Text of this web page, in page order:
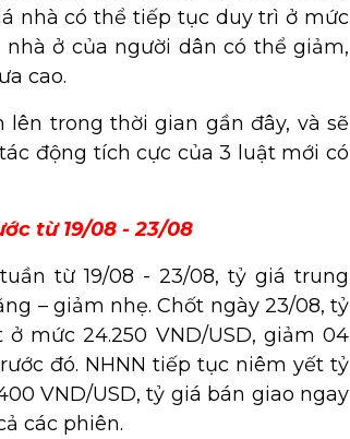
nhà có thể tiếp tục duy trì ở mức
ở của người dân có thể giảm,
cao.
trong thời gian gần đây, và sẽ
động tích cực của 3 luật mới có
từ 19/08 - 23/08
từ 19/08 - 23/08, tỷ giá trung
– giảm nhẹ. Chốt ngày 23/08, tỷ
mức 24.250 VND/USD, giảm 04
đó. NHNN tiếp tục niêm yết tỷ
VND/USD, tỷ giá bán giao ngay
các phiên.